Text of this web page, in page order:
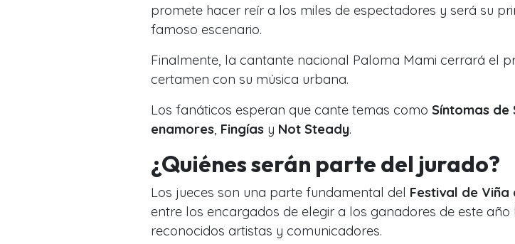
promete hacer reír a los miles de espectadores y será su
famoso escenario.
Finalmente, la cantante nacional Paloma Mami cerrará el
certamen con su música urbana.
Los fanáticos esperan que cante temas como Síntomas de
enamores Fingías y Not Steady.
¿Quiénes serán parte del jurado?
Los jueces son una parte fundamental del Festival de Viña
entre los encargados de elegir a los ganadores de este año
reconocidos artistas y comunicadores.